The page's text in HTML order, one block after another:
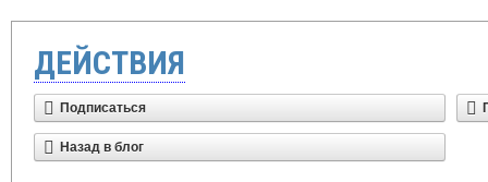
ДЕЙСТВИЯ
Подписаться
Назад в блог